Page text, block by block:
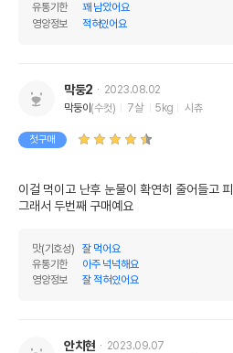
유통기한
꽤 남았어요
영양정보
적혀있어요
막둥2
2023.08.02
막둥이(수컷) 7살 5kg 시츄
첫구매
이걸 먹이고 난후 눈물이 확연히 줄어들고
그래서 두번째 구매예요
맛(기호성)
잘 먹어요
유통기한
아주 넉넉해요
영양정보
잘 적혀있어요
안치현
2023.09.07